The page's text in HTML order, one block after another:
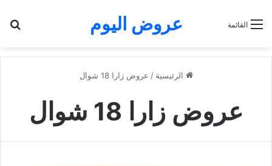
عروض اليوم القائمة
الرئيسية / عروض زارا 18 شوال
عروض زارا 18 شوال